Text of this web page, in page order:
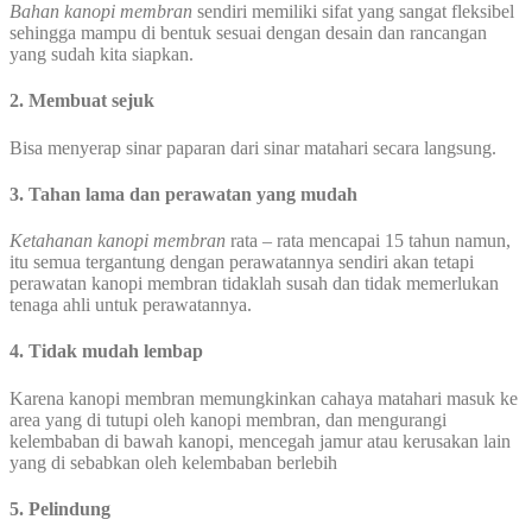
Bahan kanopi membran sendiri memiliki sifat yang sangat fleksibel
sehingga mampu di bentuk sesuai dengan desain dan rancangan
yang sudah kita siapkan.
2. Membuat sejuk
Bisa menyerap sinar paparan dari sinar matahari secara langsung.
3. Tahan lama dan perawatan yang mudah
Ketahanan kanopi membran rata – rata mencapai 15 tahun namun,
itu semua tergantung dengan perawatannya sendiri akan tetapi
perawatan kanopi membran tidaklah susah dan tidak memerlukan
tenaga ahli untuk perawatannya.
4. Tidak mudah lembap
Karena kanopi membran memungkinkan cahaya matahari masuk ke
area yang di tutupi oleh kanopi membran, dan mengurangi
kelembaban di bawah kanopi, mencegah jamur atau kerusakan lain
yang di sebabkan oleh kelembaban berlebih
5. Pelindung